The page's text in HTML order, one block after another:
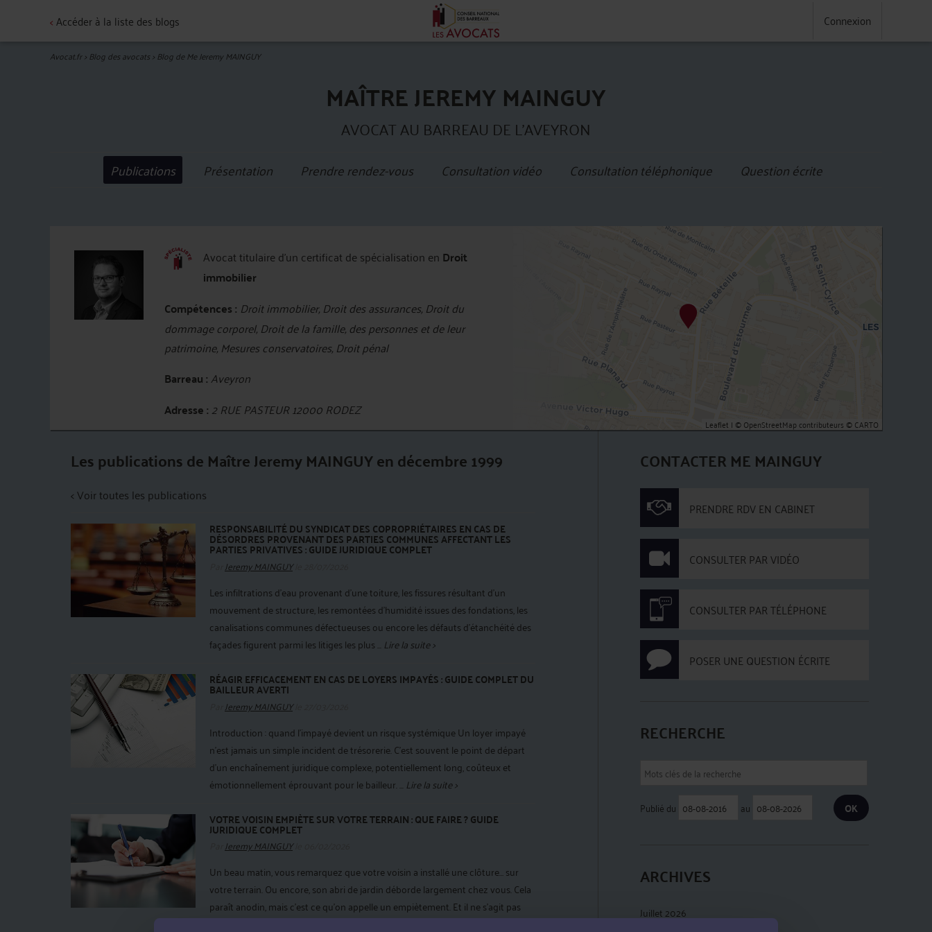
<Accéder à la liste des blogs Connexion
Avocat.fr>Blog des avocats >Blog de Me Jeremy MAINGUY
MAÎTRE JEREMY MAINGUY
AVOCAT AU BARREAU DE L'AVEYRON
Publications Présentation Prendre rendez-vous Consultation vidéo Consultation téléphonique Question écrite
Avocat titulaire d'un certificat de spécialisation en Droit
immobilier
Compétences : Droit immobilier, Droit des assurances, Droit du
dommage corporel, Droit de la famille, des personnes et de leur
patrimoine, Mesures conservatoires, Droit pénal
Barreau :Aveyron
Adresse : 2 RUE PASTEUR 12000 RODEZ
Leaflet | ©OpenStreetMap contributeurs ©CARTO
Les publications de Maître Jeremy MAINGUY en décembre 1999
< Voir toutes les publications
RESPONSABILITÉ DU SYNDICAT DES COPROPRIÉTAIRES EN CAS DE
DÉSORDRES PROVENANT DES PARTIES COMMUNES AFFECTANT LES
PARTIES PRIVATIVES : GUIDE JURIDIQUE COMPLET
Jeremy MAINGUYle 28/07/2026
Les infiltrations d'eau provenant d'une toiture, les fissures résultant d'un
mouvement de structure, les remontées d'humidité issues des fondations, les
canalisations communes défectueuses ou encore les défauts d'étanchéité des
façades figurent parmi les litiges les plus ... Lire la suite >
RÉAGIR EFFICACEMENT EN CAS DE LOYERS IMPAYÉS : GUIDE COMPLET DU
BAILLEUR AVERTI
Jeremy MAINGUYle 27/03/2026
Introduction : quand l’impayé devient un risque systémique Un loyer impayé
n’est jamais un simple incident de trésorerie. C’est souvent le point de départ
d’un enchaînement juridique complexe, potentiellement long, coûteux et
émotionnellement éprouvant pour le bailleur. ... Lire la suite >
VOTRE VOISIN EMPIÈTE SUR VOTRE TERRAIN : QUE FAIRE ? GUIDE
JURIDIQUE COMPLET
Jeremy MAINGUYle 06/02/2026
Un beau matin, vous remarquez que votre voisin a installé une clôture… sur
votre terrain. Ou encore, son abri de jardin déborde largement chez vous. Cela
paraît anodin, mais c’est ce qu’on appelle un empiètement. Et il ne s’agit pas
d’un simple désagrément : c’est une atteinte ...Lire la suite >
CONTACTER ME MAINGUY
PRENDRE RDV EN CABINET
CONSULTER PAR VIDÉO
CONSULTER PAR TÉLÉPHONE
POSER UNE QUESTION ÉCRITE
RECHERCHE
Publié du au
ARCHIVES
Juillet 2026